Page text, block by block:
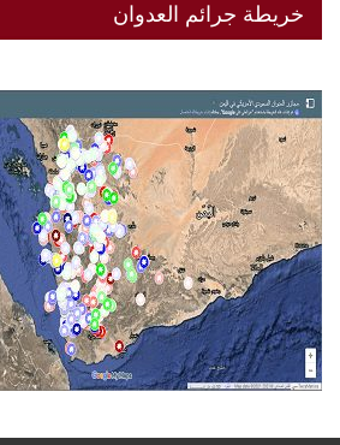
خريطة جرائم العدوان